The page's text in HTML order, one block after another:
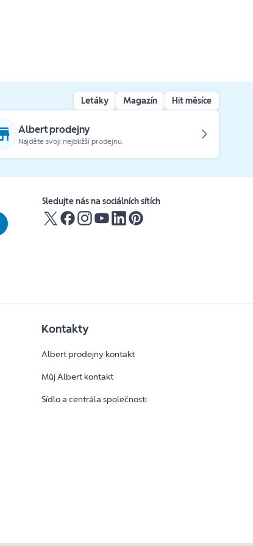
Letáky Magazín Hit měsíce
Albert prodejny
Najděte svoji nejbližší prodejnu.
Sledujte nás na sociálních sítích
Kontakty
Albert prodejny kontakt
Můj Albert kontakt
Sídlo a centrála společnosti